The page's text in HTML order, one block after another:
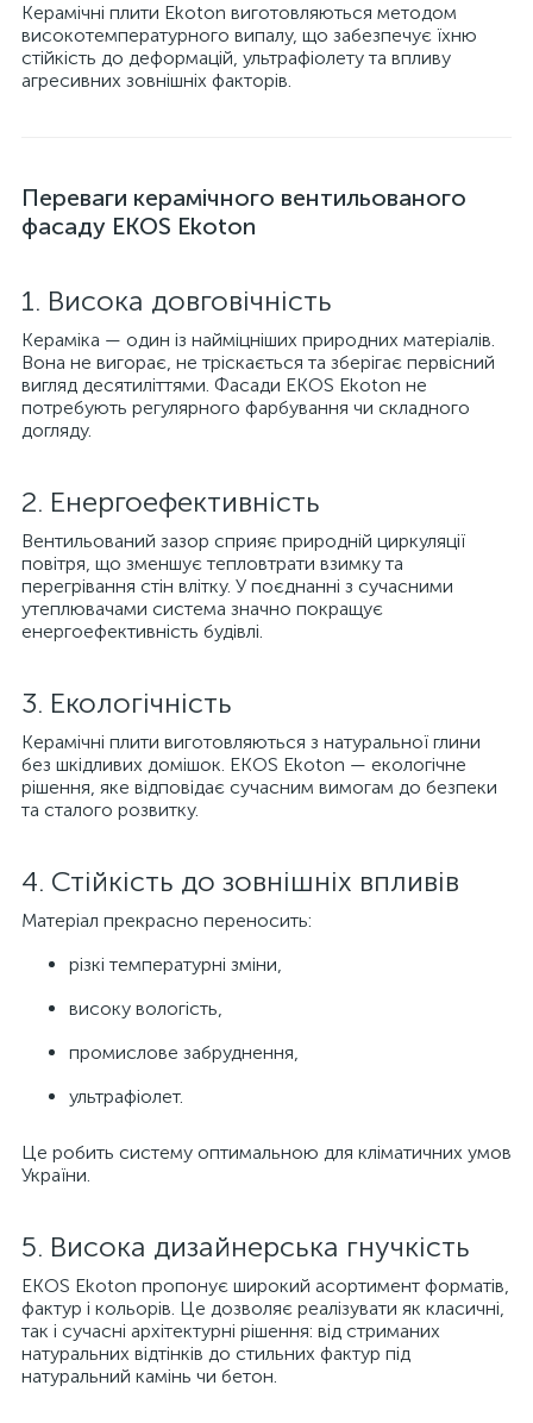
Керамічні плити Ekoton виготовляються методом
високотемпературного випалу, що забезпечує їхню
стійкість до деформацій, ультрафіолету та впливу
агресивних зовнішніх факторів.
Переваги керамічного вентильованого
фасаду EKOS Ekoton
1. Висока довговічність
Кераміка — один із найміцніших природних матеріалів.
Вона не вигорає, не тріскається та зберігає первісний
вигляд десятиліттями. Фасади EKOS Ekoton не
потребують регулярного фарбування чи складного
догляду.
2. Енергоефективність
Вентильований зазор сприяє природній циркуляції
повітря, що зменшує тепловтрати взимку та
перегрівання стін влітку. У поєднанні з сучасними
утеплювачами система значно покращує
енергоефективність будівлі.
3. Екологічність
Керамічні плити виготовляються з натуральної глини
без шкідливих домішок. EKOS Ekoton — екологічне
рішення, яке відповідає сучасним вимогам до безпеки
та сталого розвитку.
4. Стійкість до зовнішніх впливів
Матеріал прекрасно переносить:
різкі температурні зміни,
високу вологість,
промислове забруднення,
ультрафіолет.
Це робить систему оптимальною для кліматичних умов
України.
5. Висока дизайнерська гнучкість
EKOS Ekoton пропонує широкий асортимент форматів,
фактур і кольорів. Це дозволяє реалізувати як класичні,
так і сучасні архітектурні рішення: від стриманих
натуральних відтінків до стильних фактур під
натуральний камінь чи бетон.